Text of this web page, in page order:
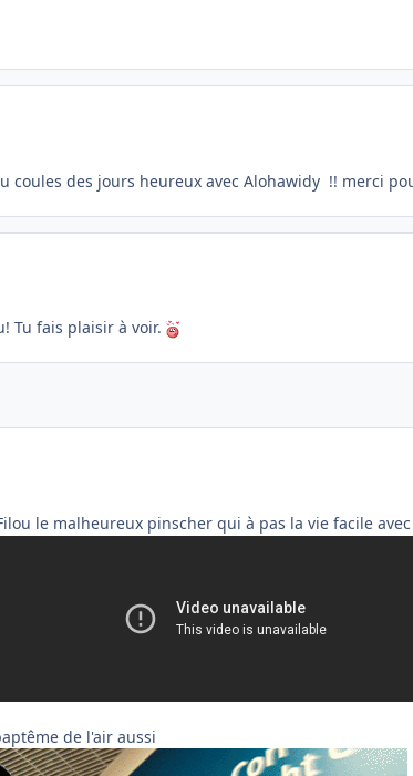
coules des jours heureux avec Alohawidy !! merci
Tu fais plaisir à voir.
le malheureux pinscher qui à pas la vie facile
de l'air aussi